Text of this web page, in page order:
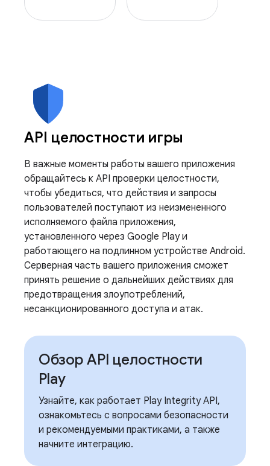
API целостности игры
В важные моменты работы вашего приложения
обращайтесь к API проверки целостности,
чтобы убедиться, что действия и запросы
пользователей поступают из неизмененного
исполняемого файла приложения,
установленного через Google Play и
работающего на подлинном устройстве Android.
Серверная часть вашего приложения сможет
принять решение о дальнейших действиях для
предотвращения злоупотреблений,
несанкционированного доступа и атак.
Обзор API целостности
Play
Узнайте, как работает Play Integrity API,
ознакомьтесь с вопросами безопасности
и рекомендуемыми практиками, а также
начните интеграцию.